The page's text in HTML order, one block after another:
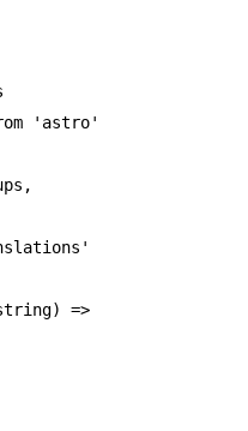
'astro'
,
) =>